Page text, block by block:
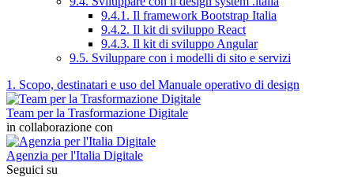
9.4.1. Il framework Bootstrap Italia
9.4.2. Il kit di sviluppo React
9.4.3. Il kit di sviluppo Angular
9.5. Sviluppare con i modelli di sito e servizi
1. Scopo, destinatari e uso del Manuale operativo di design
Team per la Trasformazione Digitale
in collaborazione con
Agenzia per l'Italia Digitale
Seguici su